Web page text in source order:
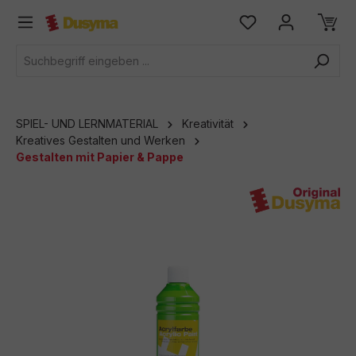
springen
SPIEL- UND LERNMATERIAL
Kreativität
Kreatives Gestalten und Werken
Gestalten mit Papier & Pappe